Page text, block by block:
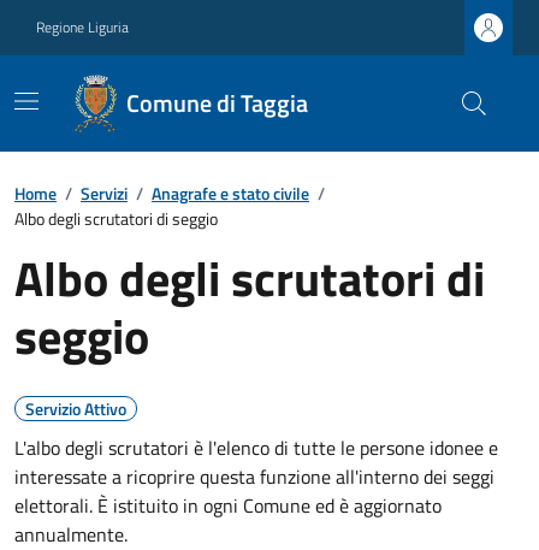
Regione Liguria
Comune di Taggia
Home / Servizi / Anagrafe e stato civile /
Albo degli scrutatori di seggio
Albo degli scrutatori di
seggio
Servizio Attivo
L'albo degli scrutatori è l'elenco di tutte le persone idonee e
interessate a ricoprire questa funzione all'interno dei seggi
elettorali. È istituito in ogni Comune ed è aggiornato
annualmente.